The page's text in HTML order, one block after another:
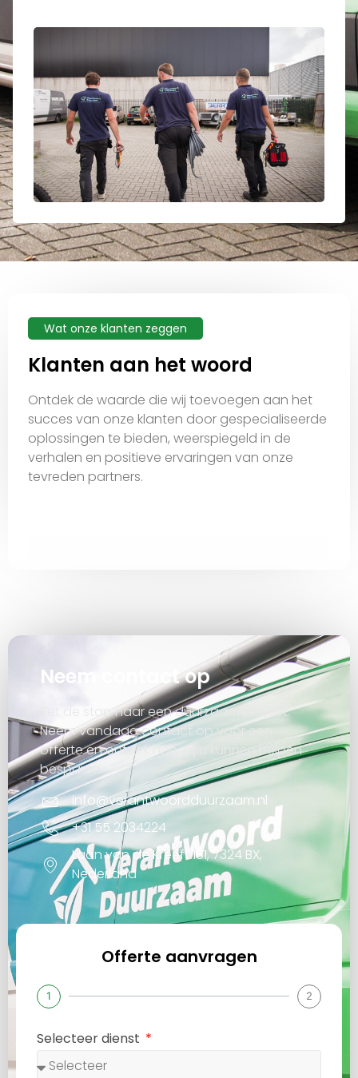
Wat onze klanten zeggen
Klanten aan het woord
Ontdek de waarde die wij toevoegen aan het
succes van onze klanten door gespecialiseerde
oplossingen te bieden, weerspiegeld in de
verhalen en positieve ervaringen van onze
tevreden partners.
Neem contact op
Zet de stap naar een duurzaam project.
Neem vandaag contact op voor een
offerte en ontdek hoe wij u kunnen helpen
besparen.
info@verantwoordduurzaam.nl
+31 55 2034224
Laan van de Kreeft 181, 7324 BX,
Nederland
Offerte aanvragen
1 2
Selecteer dienst